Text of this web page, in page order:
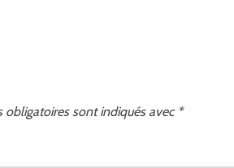
obligatoires sont indiqués avec *